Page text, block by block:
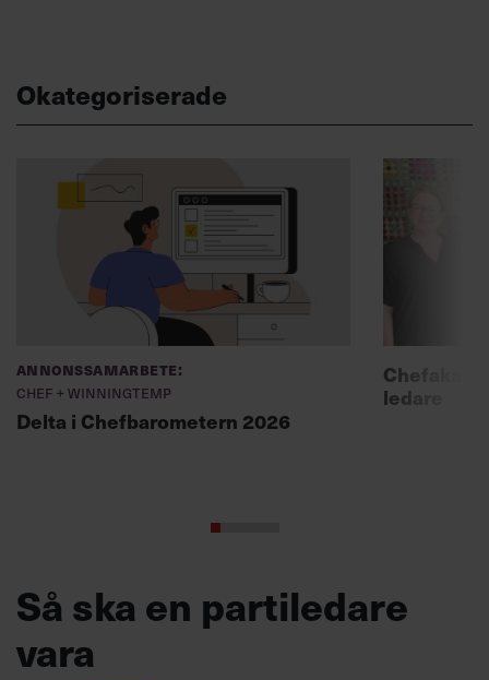
Okategoriserade
Annonssamarbete:
Chef + Winningtemp
Delta i Chefbarometern 2026
ledare
Så ska en partiledare
vara